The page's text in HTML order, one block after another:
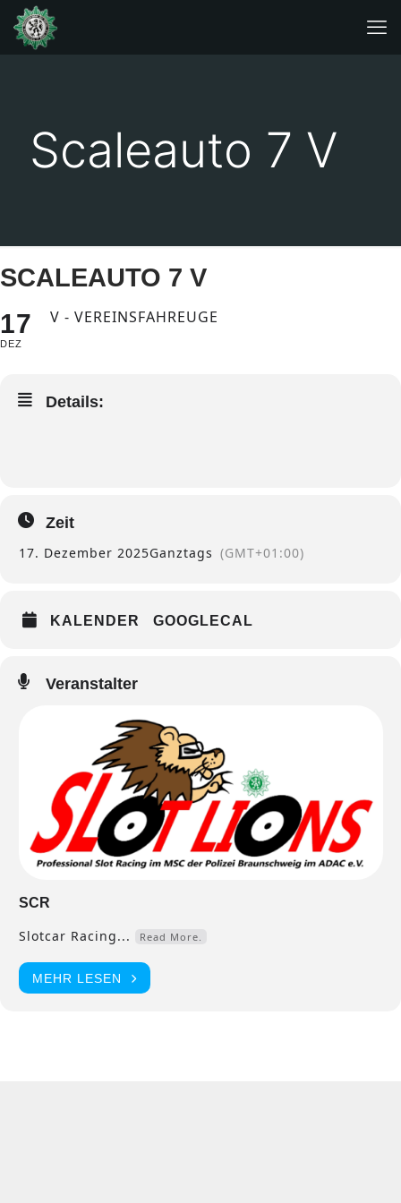
Scaleauto 7 V
SCALEAUTO 7 V
17
DEZ
V - VEREINSFAHREUGE
Details:
Zeit
17. Dezember 2025Ganztags (GMT+01:00)
KALENDER GOOGLECAL
Veranstalter
SCR
Slotcar Racing... Read More.
MEHR LESEN